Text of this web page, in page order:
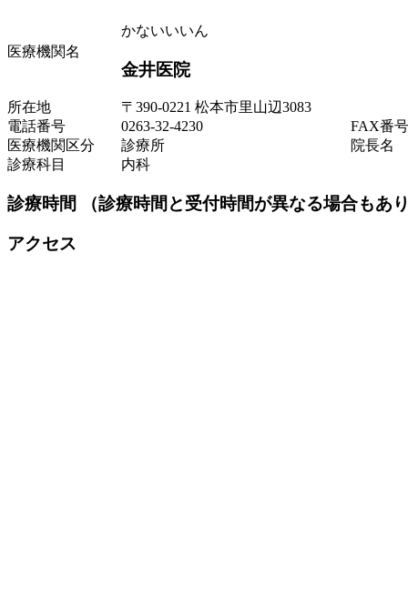
医療機関名
かないいいん
金井医院
所在地
〒390-0221 松本市里山辺3083
電話番号
0263-32-4230
FAX番号
医療機関区分
診療所
院長名
診療科目
内科
診療時間 （診療時間と受付時間が異なる場合もあ
アクセス